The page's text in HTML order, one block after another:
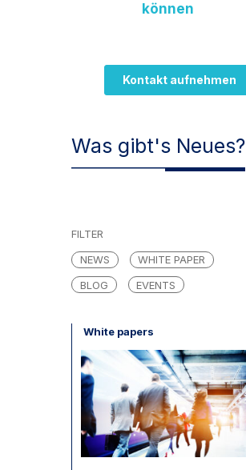
können
Kontakt aufnehmen
Was gibt's Neues?
FILTER
NEWS
WHITE PAPER
BLOG
EVENTS
White papers